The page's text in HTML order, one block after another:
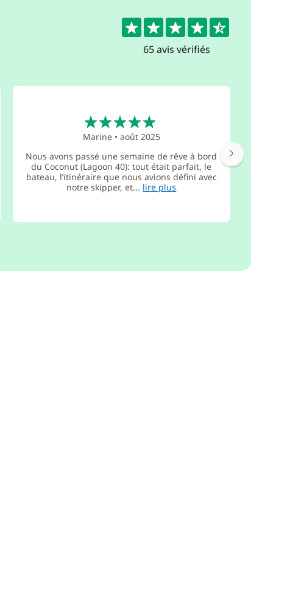
4.8
65 avis vérifiés
Marine• août 2025
Nous avons passé une semaine de rêve à bord
du Coconut (Lagoon 40): tout était parfait, le
bateau, l’itinéraire que nous avions défini avec
notre skipper, et... lire plus